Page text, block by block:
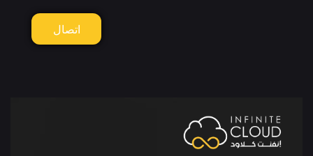
اتصال